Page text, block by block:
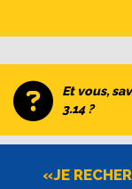
Et vous,
3.14 ?
«JE